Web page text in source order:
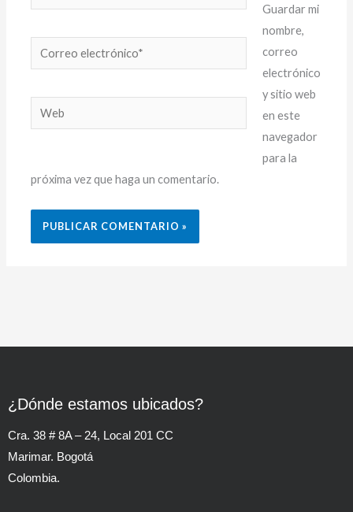
Correo
electrónico*
Web
Guardar mi
nombre,
correo
electrónico
y sitio web
en este
navegador
para la
próxima vez que haga un comentario.
¿Dónde estamos ubicados?
Cra. 38 # 8A – 24, Local 201 CC
Marimar. Bogotá
Colombia.